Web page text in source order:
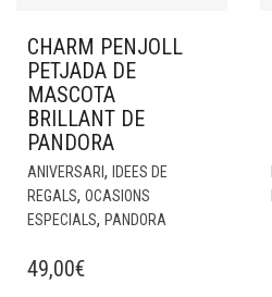
CHARM PENJOLL
PETJADA DE
MASCOTA
BRILLANT DE
PANDORA
ANIVERSARI ,
IDEES DE
REGALS, OCASIONS
ESPECIALS, PANDORA
49,00€